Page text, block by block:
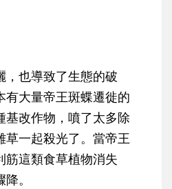
，也導致了生態的破
有大量帝王斑蝶遷徙的
基改作物，噴了太多除
草一起殺光了。當帝王
筋這類食草植物消失
。